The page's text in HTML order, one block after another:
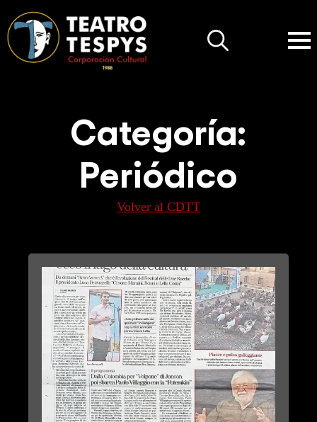
Categoría:
Periódico
Volver al CDTT